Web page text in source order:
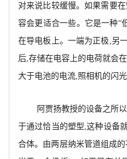
对来说比较缓慢。如果需要
容会更适合一些。它是一种“
在导电板上。一端为正极,另
后,存储在电容上的电荷就会
大于电池的电流,照相机的闪
阿贾扬教授的设备之所
于通过恰当的塑型,这种设备
合体。由两层纳米管道组成